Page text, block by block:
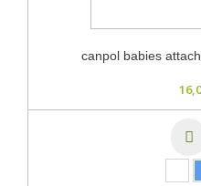
canpol babies